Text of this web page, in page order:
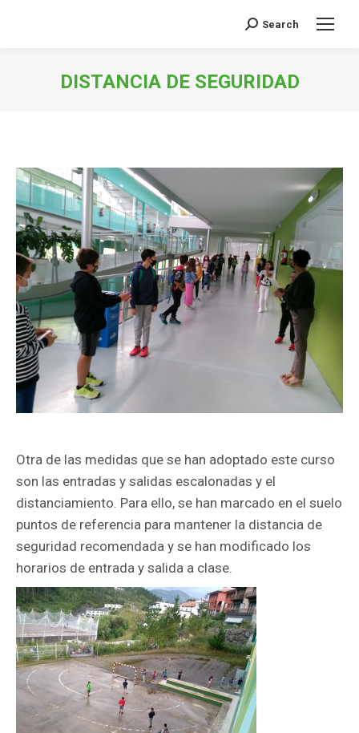
Buscar:
Search
DISTANCIA DE SEGURIDAD
Otra de las medidas que se han adoptado este curso
son las entradas y salidas escalonadas y el
distanciamiento. Para ello, se han marcado en el suelo
puntos de referencia para mantener la distancia de
seguridad recomendada y se han modificado los
horarios de entrada y salida a clase.